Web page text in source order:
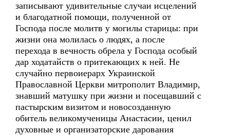
записывают удивительные случаи исцелений
и благодатной помощи, полученной от
Господа после молитв у могилы старицы: при
жизни она молилась о людях, а после
перехода в вечность обрела у Господа особый
дар ходатайств о притекающих к ней. Не
случайно первоиерарх Украинской
Православной Церкви митрополит Владимир,
знавший матушку при жизни и посещавший с
пастырским визитом и новосозданную
обитель великомученицы Анастасии, ценил
духовные и организаторские дарования